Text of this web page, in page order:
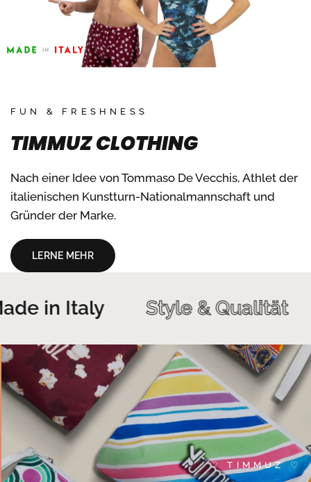
FUN & FRESHNESS
TIMMUZ CLOTHING
Nach einer Idee von Tommaso De Vecchis, Athlet der
italienischen Kunstturn-Nationalmannschaft und
Gründer der Marke.
LERNE MEHR
in Italy Style & Qualität
♡ TIMMUZ ♡